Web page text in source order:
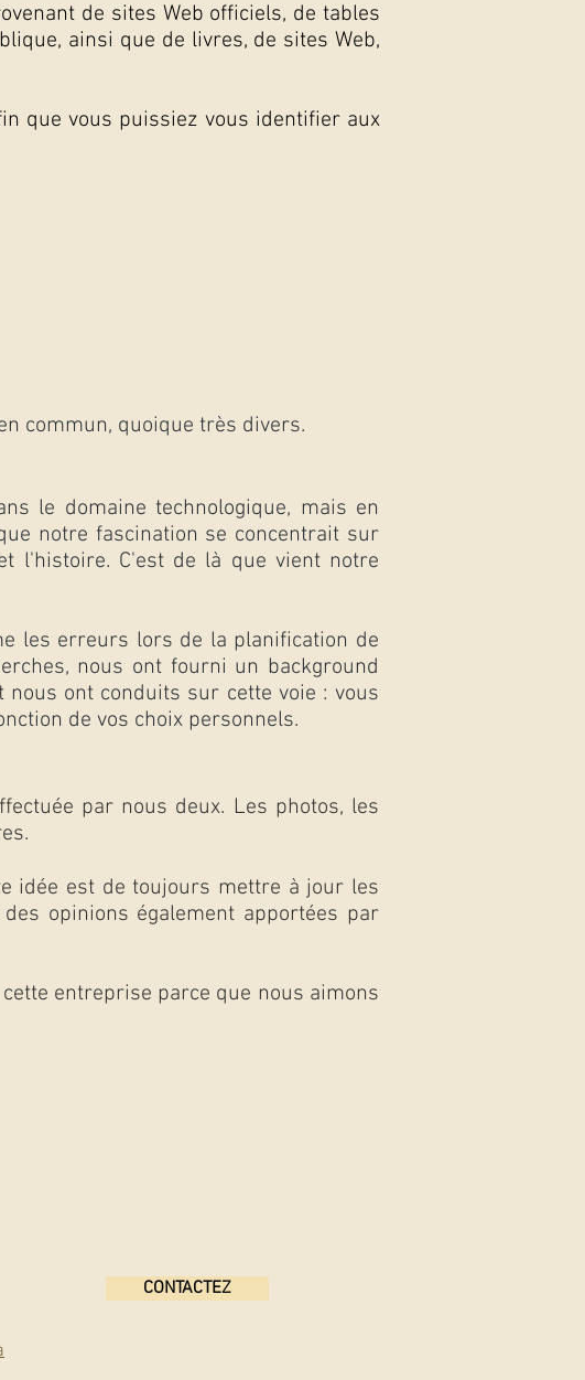
de sites Web officiels, de tables
ainsi que de livres, de sites Web,
que vous puissiez vous identifier aux
par nous deux. Les photos, les
idée est de toujours mettre à jour les
opinions également apportées par
entreprise parce que nous aimons
commun, quoique très divers.
le domaine technologique, mais en
notre fascination se concentrait sur
l'histoire. C'est de là que vient notre
les erreurs lors de la planification de
nous ont fourni un background
ont conduits sur cette voie : vous
de vos choix personnels.
CONTACTEZ